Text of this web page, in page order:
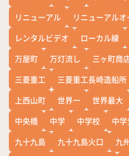
リニューアル
リニューアルオ
レンタルビデオ
ローカル線
万屋町
万灯流し 三ヶ町商
三菱重工
三菱重工長崎造船所
上西山町
世界一 世界最大
中央橋
中学 中学校 中学
九十九島
九十九島火口 九